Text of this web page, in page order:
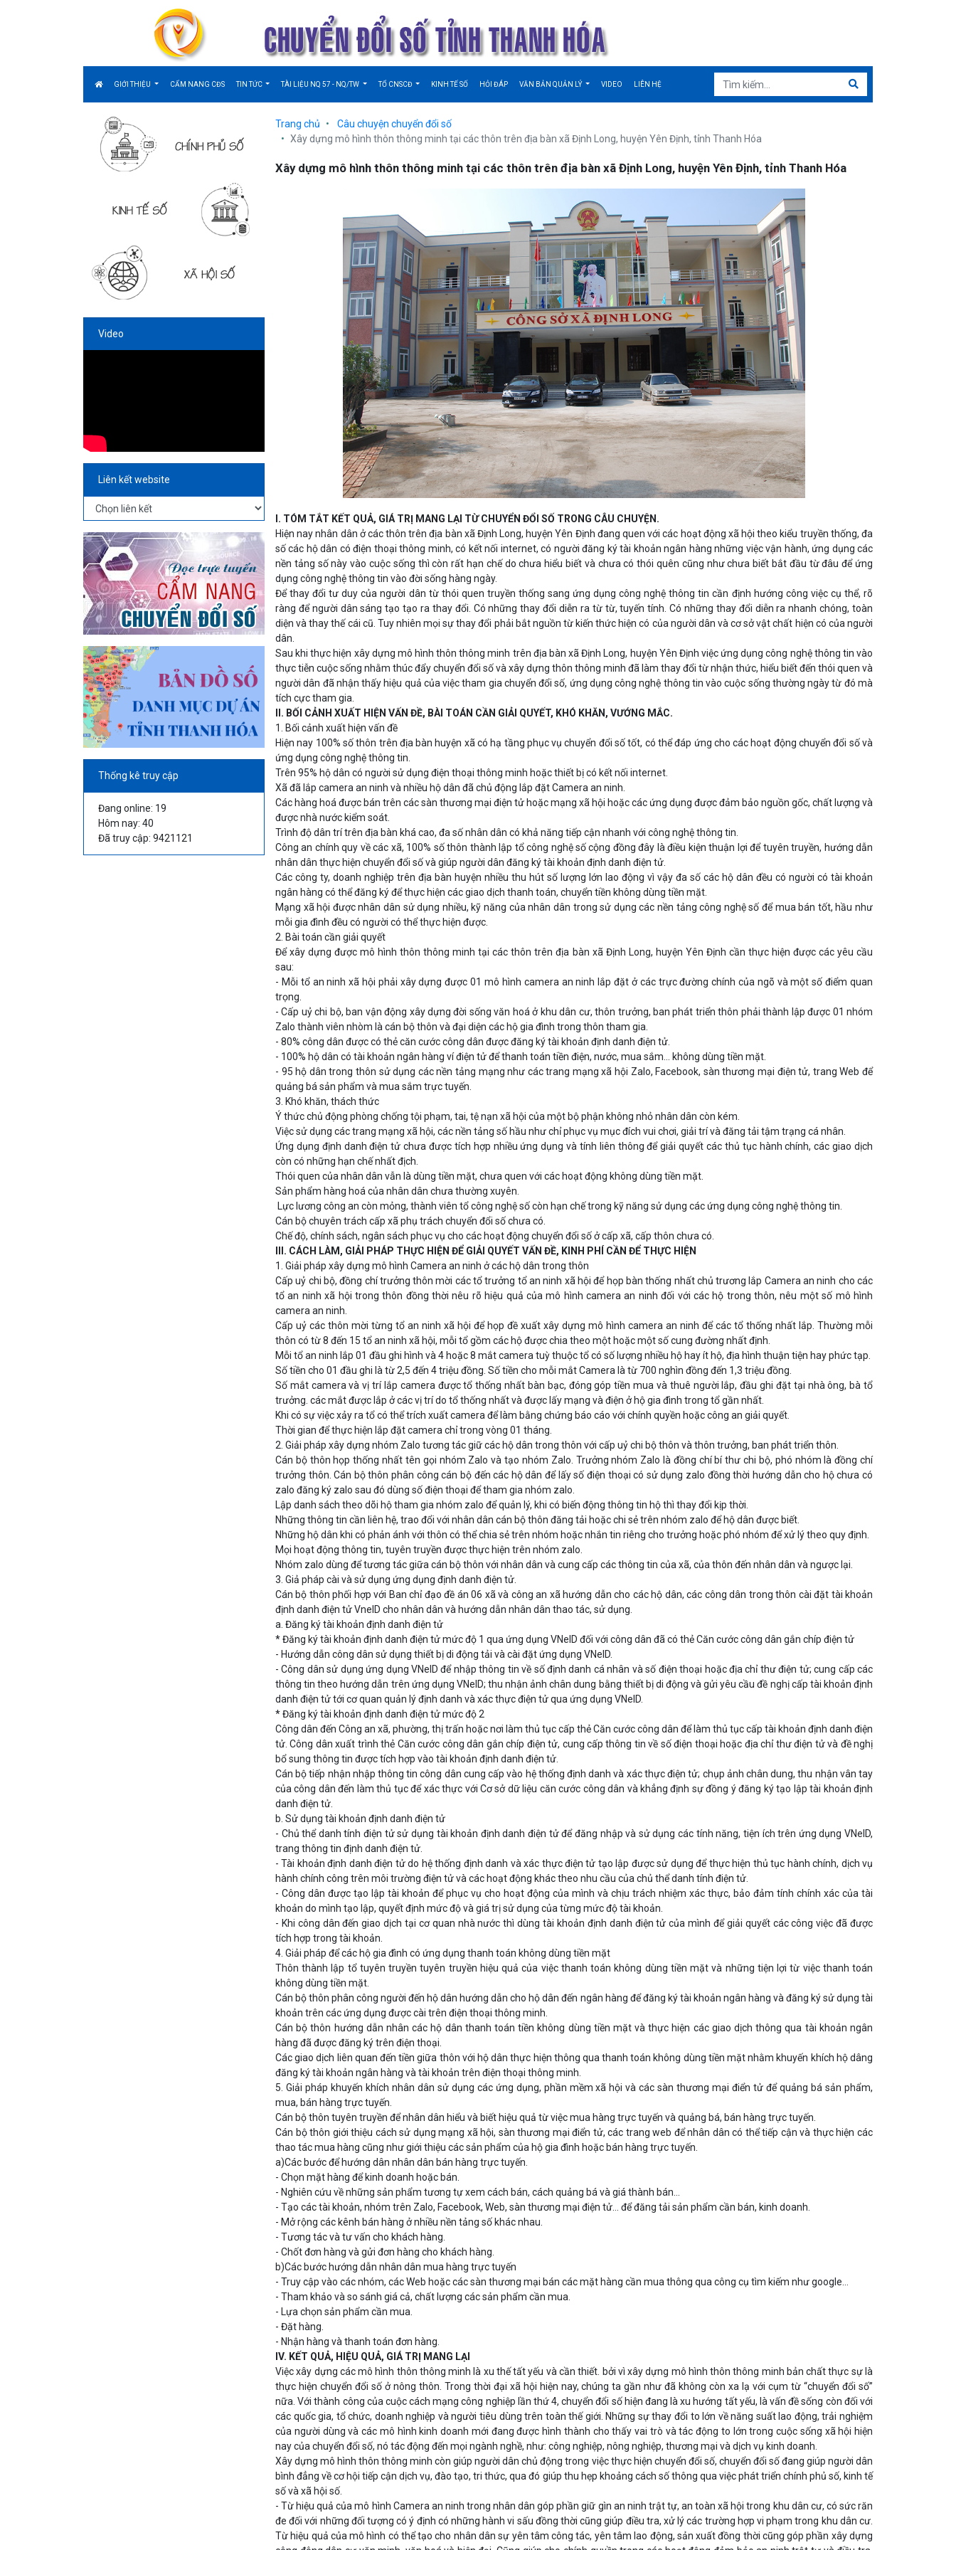
GIỚI THIỆU CẨM NANG CĐS TIN TỨC TÀI LIỆU NQ 57 - NQ/TW TỔ CNSCĐ KINH TẾ SỐ HỎI ĐÁP VĂN BẢN QUẢN LÝ VIDEO LIÊN HỆ
Video
Liên kết website
Thống kê truy cập
Đang online: 19
Hôm nay: 40
Đã truy cập: 9421121
Trang chủ
Câu chuyện chuyển đổi số
Xây dựng mô hình thôn thông minh tại các thôn trên địa bàn xã Định Long, huyện Yên Định, tỉnh Thanh Hóa
Xây dựng mô hình thôn thông minh tại các thôn trên địa bàn xã Định Long, huyện Yên Định, tỉnh Thanh Hóa
I. TÓM TẮT KẾT QUẢ, GIÁ TRỊ MANG LẠI TỪ CHUYỂN ĐỔI SỐ TRONG CÂU CHUYỆN.
Hiện nay nhân dân ở các thôn trên địa bàn xã Định Long, huyện Yên Định đang quen với các hoạt động xã hội theo kiểu truyền thống, đa
số các hộ dân có điện thoại thông minh, có kết nối internet, có người đăng ký tài khoản ngân hàng những việc vận hành, ứng dụng các
nền tảng số này vào cuộc sống thì còn rất hạn chế do chưa hiểu biết và chưa có thói quên cũng như chưa biết bắt đầu từ đâu để ứng
dụng công nghệ thông tin vào đời sống hàng ngày.
Để thay đổi tư duy của người dân từ thói quen truyền thống sang ứng dụng công nghệ thông tin cần định hướng công việc cụ thể, rõ
ràng để người dân sáng tạo tạo ra thay đổi. Có những thay đổi diễn ra từ từ, tuyến tính. Có những thay đổi diễn ra nhanh chóng, toàn
diện và thay thế cái cũ. Tuy nhiên mọi sự thay đổi phải bắt nguồn từ kiến thức hiện có của người dân và cơ sở vật chất hiện có của người
dân.
Sau khi thực hiện xây dựng mô hình thôn thông minh trên địa bàn xã Định Long, huyện Yên Định việc ứng dụng công nghệ thông tin vào
thực tiễn cuộc sống nhằm thúc đẩy chuyển đổi số và xây dựng thôn thông minh đã làm thay đổi từ nhận thức, hiểu biết đến thói quen và
người dân đã nhận thấy hiệu quả của việc tham gia chuyển đổi số, ứng dụng công nghệ thông tin vào cuộc sống thường ngày từ đó mà
tích cực tham gia.
II. BỐI CẢNH XUẤT HIỆN VẤN ĐỀ, BÀI TOÁN CẦN GIẢI QUYẾT, KHÓ KHĂN, VƯỚNG MẮC.
1. Bối cảnh xuất hiện vấn đề
Hiện nay 100% số thôn trên địa bàn huyện xã có hạ tầng phục vụ chuyển đổi số tốt, có thể đáp ứng cho các hoạt động chuyển đổi số và
ứng dụng công nghệ thông tin.
Trên 95% hộ dân có người sử dụng điện thoại thông minh hoặc thiết bị có kết nối internet.
Xã đã lắp camera an ninh và nhiều hộ dân đã chủ động lắp đặt Camera an ninh.
Các hàng hoá được bán trên các sàn thương mại điện tử hoặc mạng xã hội hoặc các ứng dụng được đảm bảo nguồn gốc, chất lượng và
được nhà nước kiểm soát.
Trình độ dân trí trên địa bàn khá cao, đa số nhân dân có khả năng tiếp cận nhanh với công nghệ thông tin.
Công an chính quy về các xã, 100% số thôn thành lập tổ công nghệ số cộng đồng đây là điều kiện thuận lợi để tuyên truyền, hướng dẫn
nhân dân thực hiện chuyển đổi số và giúp người dân đăng ký tài khoản định danh điện tử.
Các công ty, doanh nghiệp trên địa bàn huyện nhiều thu hút số lượng lớn lao động vì vậy đa số các hộ dân đều có người có tài khoản
ngân hàng có thể đăng ký để thực hiện các giao dịch thanh toán, chuyển tiền không dùng tiền mặt.
Mạng xã hội được nhân dân sử dụng nhiều, kỹ năng của nhân dân trong sử dụng các nền tảng công nghệ số để mua bán tốt, hầu như
mỗi gia đình đều có người có thể thực hiện được.
2. Bài toán cần giải quyết
Để xây dựng được mô hình thôn thông minh tại các thôn trên địa bàn xã Định Long, huyện Yên Định cần thực hiện được các yêu cầu
sau:
- Mỗi tổ an ninh xã hội phải xây dựng được 01 mô hình camera an ninh lắp đặt ở các trực đường chính của ngõ và một số điểm quan
trọng.
- Cấp uỷ chi bộ, ban vận động xây dựng đời sống văn hoá ở khu dân cư, thôn trưởng, ban phát triển thôn phải thành lập được 01 nhóm
Zalo thành viên nhòm là cán bộ thôn và đại diện các hộ gia đình trong thôn tham gia.
- 80% công dân được có thẻ căn cước công dân được đăng ký tài khoản định danh điện tử.
- 100% hộ dân có tài khoản ngân hàng ví điện tử để thanh toán tiền điện, nước, mua sắm… không dùng tiền mặt.
- 95 hộ dân trong thôn sử dụng các nền tảng mạng như các trang mạng xã hội Zalo, Facebook, sàn thương mại điện tử, trang Web để
quảng bá sản phẩm và mua sắm trực tuyến.
3. Khó khăn, thách thức
Ý thức chủ động phòng chống tội phạm, tai, tệ nạn xã hội của một bộ phận không nhỏ nhân dân còn kém.
Việc sử dụng các trang mạng xã hội, các nền tảng số hầu như chỉ phục vụ mục đích vui chơi, giải trí và đăng tải tậm trạng cá nhân.
Ứng dụng định danh điện tử chưa được tích hợp nhiều ứng dụng và tính liên thông để giải quyết các thủ tục hành chính, các giao dịch
còn có những hạn chế nhất địch.
Thói quen của nhân dân vẫn là dùng tiền mặt, chưa quen với các hoạt động không dùng tiền mặt.
Sản phẩm hàng hoá của nhân dân chưa thường xuyên.
Lực lương công an còn mỏng, thành viên tổ công nghệ số còn hạn chế trong kỹ năng sử dụng các ứng dụng công nghệ thông tin.
Cán bộ chuyên trách cấp xã phụ trách chuyển đổi số chưa có.
Chế độ, chính sách, ngân sách phục vụ cho các hoạt động chuyển đổi số ở cấp xã, cấp thôn chưa có.
III. CÁCH LÀM, GIẢI PHÁP THỰC HIỆN ĐỂ GIẢI QUYẾT VẤN ĐỀ, KINH PHÍ CẦN ĐỂ THỰC HIỆN
1. Giải pháp xây dựng mô hình Camera an ninh ở các hộ dân trong thôn
Cấp uỷ chi bộ, đồng chí trưởng thôn mời các tổ trưởng tổ an ninh xã hội để họp bàn thống nhất chủ trương lắp Camera an ninh cho các
tổ an ninh xã hội trong thôn đồng thời nêu rõ hiệu quả của mô hình camera an ninh đối với các hộ trong thôn, nêu một số mô hình
camera an ninh.
Cấp uỷ các thôn mời từng tổ an ninh xã hội để họp đề xuất xây dựng mô hình camera an ninh để các tổ thống nhất lắp. Thường mỗi
thôn có từ 8 đến 15 tổ an ninh xã hội, mỗi tổ gồm các hộ được chia theo một hoặc một số cung đường nhất định.
Mỗi tổ an ninh lắp 01 đầu ghi hình và 4 hoặc 8 mắt camera tuỳ thuộc tổ có số lượng nhiều hộ hay ít hộ, địa hình thuận tiện hay phức tạp.
Số tiền cho 01 đầu ghi là từ 2,5 đến 4 triệu đồng. Số tiền cho mỗi mắt Camera là từ 700 nghìn đồng đến 1,3 triệu đồng.
Số mắt camera và vị trí lắp camera được tổ thống nhất bàn bạc, đóng góp tiền mua và thuê người lắp, đầu ghi đặt tại nhà ông, bà tổ
trưởng. các mắt được lắp ở các vị trí do tổ thống nhất và được lấy mạng và điện ở hộ gia đình trong tổ gần nhất.
Khi có sự việc xảy ra tổ có thể trích xuất camera để làm bằng chứng báo cáo với chính quyền hoặc công an giải quyết.
Thời gian để thực hiện lắp đặt camera chỉ trong vòng 01 tháng.
2. Giải pháp xây dựng nhóm Zalo tương tác giữ các hộ dân trong thôn với cấp uỷ chi bộ thôn và thôn trưởng, ban phát triển thôn.
Cán bộ thôn họp thống nhất tên gọi nhóm Zalo và tạo nhóm Zalo. Trưởng nhóm Zalo là đồng chí bí thư chi bộ, phó nhóm là đồng chí
trưởng thôn. Cán bộ thôn phân công cán bộ đến các hộ dân để lấy số điện thoại có sử dụng zalo đồng thời hướng dẫn cho hộ chưa có
zalo đăng ký zalo sau đó dùng số điện thoại để tham gia nhóm zalo.
Lập danh sách theo dõi hộ tham gia nhóm zalo để quản lý, khi có biến động thông tin hộ thì thay đổi kịp thời.
Những thông tin cần liên hệ, trao đổi với nhân dân cán bộ thôn đăng tải hoặc chi sẻ trên nhóm zalo để hộ dân được biết.
Những hộ dân khi có phản ánh với thôn có thể chia sẻ trên nhóm hoặc nhắn tin riêng cho trưởng hoặc phó nhóm để xử lý theo quy định.
Mọi hoạt động thông tin, tuyên truyền được thực hiện trên nhóm zalo.
Nhóm zalo dùng để tương tác giữa cán bộ thôn với nhân dân và cung cấp các thông tin của xã, của thôn đến nhân dân và ngược lại.
3. Giả pháp cài và sử dụng ứng dụng định danh điện tử.
Cán bộ thôn phối hợp với Ban chỉ đạo đề án 06 xã và công an xã hướng dẫn cho các hộ dân, các công dân trong thôn cài đặt tài khoản
định danh điện tử VnelD cho nhân dân và hướng dẫn nhân dân thao tác, sử dụng.
a. Đăng ký tài khoản định danh điện tử
* Đăng ký tài khoản định danh điện tử mức độ 1 qua ứng dụng VNelD đối với công dân đã có thẻ Căn cước công dân gắn chíp điện tử
- Hướng dẫn công dân sử dụng thiết bị di động tải và cài đặt ứng dụng VNelD.
- Công dân sử dụng ứng dụng VNelD để nhập thông tin về số định danh cá nhân và số điện thoại hoặc địa chỉ thư điện tử; cung cấp các
thông tin theo hướng dẫn trên ứng dụng VNelD; thu nhận ảnh chân dung bằng thiết bị di động và gửi yêu cầu đề nghị cấp tài khoản định
danh điện tử tới cơ quan quản lý định danh và xác thực điện tử qua ứng dụng VNelD.
* Đăng ký tài khoản định danh điện tử mức độ 2
Công dân đến Công an xã, phường, thị trấn hoặc nơi làm thủ tục cấp thẻ Căn cước công dân để làm thủ tục cấp tài khoản định danh điện
tử. Công dân xuất trình thẻ Căn cước công dân gắn chíp điện tử, cung cấp thông tin về số điện thoại hoặc địa chỉ thư điện tử và đề nghị
bổ sung thông tin được tích hợp vào tài khoản định danh điện tử.
Cán bộ tiếp nhận nhập thông tin công dân cung cấp vào hệ thống định danh và xác thực điện tử; chụp ảnh chân dung, thu nhận vân tay
của công dân đến làm thủ tục để xác thực với Cơ sở dữ liệu căn cước công dân và khẳng định sự đồng ý đăng ký tạo lập tài khoản định
danh điện tử.
b. Sử dụng tài khoản định danh điện tử
- Chủ thể danh tính điện tử sử dụng tài khoản định danh điện tử để đăng nhập và sử dụng các tính năng, tiện ích trên ứng dụng VNelD,
trang thông tin định danh điện tử.
- Tài khoản định danh điện tử do hệ thống định danh và xác thực điện tử tạo lập được sử dụng để thực hiện thủ tục hành chính, dịch vụ
hành chính công trên môi trường điện tử và các hoạt động khác theo nhu cầu của chủ thể danh tính điện tử.
- Công dân được tạo lập tài khoản để phục vụ cho hoạt động của mình và chịu trách nhiệm xác thực, bảo đảm tính chính xác của tài
khoản do mình tạo lập, quyết định mức độ và giá trị sử dụng của từng mức độ tài khoản.
- Khi công dân đến giao dịch tại cơ quan nhà nước thì dùng tài khoản định danh điện tử của mình để giải quyết các công việc đã được
tích hợp trong tài khoản.
4. Giải pháp để các hộ gia đình có ứng dụng thanh toán không dùng tiền mặt
Thôn thành lập tổ tuyên truyền tuyên truyền hiệu quả của việc thanh toán không dùng tiền mặt và những tiện lợi từ việc thanh toán
không dùng tiền mặt.
Cán bộ thôn phân công người đến hộ dân hướng dẫn cho hộ dân đến ngân hàng để đăng ký tài khoản ngân hàng và đăng ký sử dụng tài
khoản trên các ứng dụng được cài trên điện thoại thông minh.
Cán bộ thôn hướng dẫn nhân các hộ dân thanh toán tiền không dùng tiền mặt và thực hiện các giao dịch thông qua tài khoản ngân
hàng đã được đăng ký trên điện thoại.
Các giao dịch liên quan đến tiền giữa thôn với hộ dân thực hiện thông qua thanh toán không dùng tiền mặt nhằm khuyến khích hộ dâng
đăng ký tài khoản ngân hàng và tài khoản trên điện thoại thông minh.
5. Giải pháp khuyến khích nhân dân sử dụng các ứng dụng, phần mềm xã hội và các sàn thương mại điển tử để quảng bá sản phẩm,
mua, bán hàng trực tuyến.
Cán bộ thôn tuyên truyền để nhân dân hiểu và biết hiệu quả từ việc mua hàng trực tuyến và quảng bá, bán hàng trực tuyến.
Cán bộ thôn giới thiệu cách sử dụng mạng xã hội, sàn thương mại điển tử, các trang web để nhân dân có thể tiếp cận và thực hiện các
thao tác mua hàng cũng như giới thiệu các sản phẩm của hộ gia đình hoặc bán hàng trực tuyến.
a)Các bước để hướng dân nhân dân bán hàng trực tuyến.
- Chọn mặt hàng để kinh doanh hoặc bán.
- Nghiên cứu về những sản phẩm tương tự xem cách bán, cách quảng bá và giá thành bán…
- Tạo các tài khoản, nhóm trên Zalo, Facebook, Web, sàn thương mại điện tử… để đăng tải sản phẩm cần bán, kinh doanh.
- Mở rộng các kênh bán hàng ở nhiều nền tảng số khác nhau.
- Tương tác và tư vấn cho khách hàng.
- Chốt đơn hàng và gửi đơn hàng cho khách hàng.
b)Các bước hướng dẫn nhân dân mua hàng trực tuyến
- Truy cập vào các nhóm, các Web hoặc các sàn thương mại bán các mặt hàng cần mua thông qua công cụ tìm kiếm như google…
- Tham khảo và so sánh giá cả, chất lượng các sản phẩm cần mua.
- Lựa chọn sản phẩm cần mua.
- Đặt hàng.
- Nhận hàng và thanh toán đơn hàng.
IV. KẾT QUẢ, HIỆU QUẢ, GIÁ TRỊ MANG LẠI
Việc xây dựng các mô hình thôn thông minh là xu thế tất yếu và cần thiết. bởi vì xây dựng mô hình thôn thông minh bản chất thực sự là
thực hiện chuyển đổi số ở nông thôn. Trong thời đại xã hội hiện nay, chúng ta gần như đã không còn xa lạ với cụm từ “chuyển đổi số”
nữa. Với thành công của cuộc cách mạng công nghiệp lần thứ 4, chuyển đổi số hiện đang là xu hướng tất yếu, là vấn đề sống còn đối với
các quốc gia, tổ chức, doanh nghiệp và người tiêu dùng trên toàn thế giới. Những sự thay đổi to lớn về năng suất lao động, trải nghiệm
của người dùng và các mô hình kinh doanh mới đang được hình thành cho thấy vai trò và tác động to lớn trong cuộc sống xã hội hiện
nay của chuyển đổi số, nó tác động đến mọi ngành nghề, như: công nghiệp, nông nghiệp, thương mại và dịch vụ kinh doanh.
Xây dựng mô hình thôn thông minh còn giúp người dân chủ động trong việc thực hiện chuyển đổi số, chuyển đổi số đang giúp người dân
bình đẳng về cơ hội tiếp cận dịch vụ, đào tạo, tri thức, qua đó giúp thu hẹp khoảng cách số thông qua việc phát triển chính phủ số, kinh tế
số và xã hội số.
- Từ hiệu quả của mô hình Camera an ninh trong nhân dân góp phần giữ gìn an ninh trật tự, an toàn xã hội trong khu dân cư, có sức răn
đe đối với những đối tượng có ý định có những hành vi sấu đồng thời cũng giúp điều tra, xử lý các trường hợp vi phạm trong khu dân cư.
Từ hiệu quả của mô hình có thể tạo cho nhân dân sự yên tâm công tác, yên tâm lao động, sản xuất đồng thời cũng góp phần xây dựng